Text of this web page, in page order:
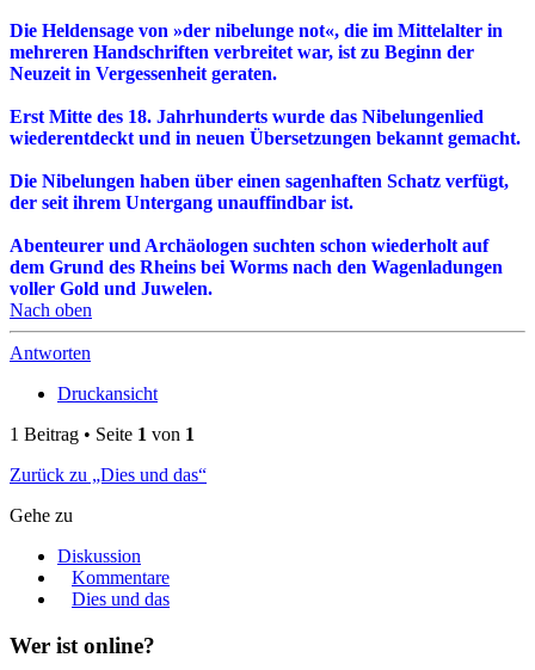
Die Heldensage von »der nibelunge not«, die im Mittelalter in
mehreren Handschriften verbreitet war, ist zu Beginn der
Neuzeit in Vergessenheit geraten.
Erst Mitte des 18. Jahrhunderts wurde das Nibelungenlied
wiederentdeckt und in neuen Übersetzungen bekannt gemacht.
Die Nibelungen haben über einen sagenhaften Schatz verfügt,
der seit ihrem Untergang unauffindbar ist.
Abenteurer und Archäologen suchten schon wiederholt auf
dem Grund des Rheins bei Worms nach den Wagenladungen
voller Gold und Juwelen.
Nach oben
Antworten
Druckansicht
1 Beitrag • Seite 1 von 1
Zurück zu „Dies und das“
Gehe zu
Diskussion
Kommentare
Dies und das
Wer ist online?